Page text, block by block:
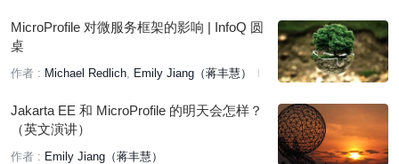
MicroProfile 对微服务框架的影响 | InfoQ 圆
桌
作者 : Michael Redlich
Emily Jiang（蒋丰慧）
Jakarta EE 和 MicroProfile 的明天会怎样？
（英文演讲）
作者 : Emily Jiang（蒋丰慧）